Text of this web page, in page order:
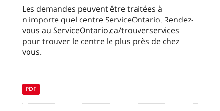
Les demandes peuvent être traitées à
n'importe quel centre ServiceOntario. Rendez-
vous au ServiceOntario.ca/trouverservices
pour trouver le centre le plus près de chez
vous.
PDF